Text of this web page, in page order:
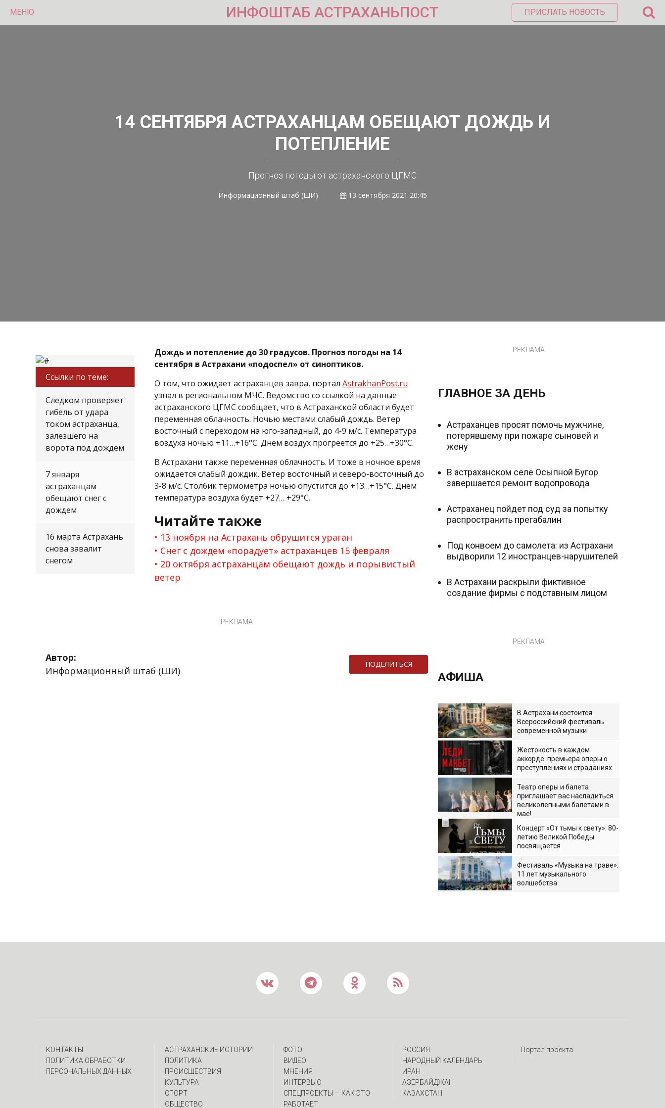
МЕНЮ ИНФОШТАБ АСТРАХАНЬПОСТ ПРИСЛАТЬ НОВОСТЬ
14 СЕНТЯБРЯ АСТРАХАНЦАМ ОБЕЩАЮТ ДОЖДЬ И
ПОТЕПЛЕНИЕ
Прогноз погоды от астраханского ЦГМС
Информационный штаб (ШИ) 13 сентября 2021 20:45
Ссылки по теме:
Следком проверяет
гибель от удара
током астраханца,
залезшего на
ворота под дождем
7 января
астраханцам
обещают снег с
дождем
16 марта Астрахань
снова завалит
снегом
Дождь и потепление до 30 градусов. Прогноз погоды на 14
сентября в Астрахани «подоспел» от синоптиков.
О том, что ожидает астраханцев завра, портал AstrakhanPost.ru
узнал в региональном МЧС. Ведомство со ссылкой на данные
астраханского ЦГМС сообщает, что в Астраханской области будет
переменная облачность. Ночью местами слабый дождь. Ветер
восточный с переходом на юго-западный, до 4-9 м/с. Температура
воздуха ночью +11…+16°С. Днем воздух прогреется до +25…+30°С.
В Астрахани также переменная облачность. И тоже в ночное время
ожидается слабый дождик. Ветер восточный и северо-восточный до
3-8 м/с. Столбик термометра ночью опустится до +13…+15°С. Днем
температура воздуха будет +27… +29°С.
Читайте также
13 ноября на Астрахань обрушится ураган
Снег с дождем «порадует» астраханцев 15 февраля
20 октября астраханцам обещают дождь и порывистый
ветер
РЕКЛАМА
Автор:
Информационный штаб (ШИ)
ПОДЕЛИТЬСЯ
РЕКЛАМА
ГЛАВНОЕ ЗА ДЕНЬ
Астраханцев просят помочь мужчине,
потерявшему при пожаре сыновей и
жену
В астраханском селе Осыпной Бугор
завершается ремонт водопровода
Астраханец пойдет под суд за попытку
распространить прегабалин
Под конвоем до самолета: из Астрахани
выдворили 12 иностранцев-нарушителей
В Астрахани раскрыли фиктивное
создание фирмы с подставным лицом
РЕКЛАМА
АФИША
В Астрахани состоится
Всероссийский фестиваль
современной музыки
Жестокость в каждом
аккорде: премьера оперы о
преступлениях и страданиях
Театр оперы и балета
приглашает вас насладиться
великолепными балетами в
мае!
Концерт «От тьмы к свету»: 80-
летию Великой Победы
посвящается
Фестиваль «Музыка на траве»:
11 лет музыкального
волшебства
КОНТАКТЫ
ПОЛИТИКА ОБРАБОТКИ
ПЕРСОНАЛЬНЫХ ДАННЫХ
АСТРАХАНСКИЕ ИСТОРИИ
ПОЛИТИКА
ПРОИСШЕСТВИЯ
КУЛЬТУРА
СПОРТ
ОБЩЕСТВО
ФОТО
ВИДЕО
МНЕНИЯ
ИНТЕРВЬЮ
CПЕЦПРОЕКТЫ — КАК ЭТО
РАБОТАЕТ
РОССИЯ
НАРОДНЫЙ КАЛЕНДАРЬ
ИРАН
АЗЕРБАЙДЖАН
КАЗАХСТАН
Портал проекта